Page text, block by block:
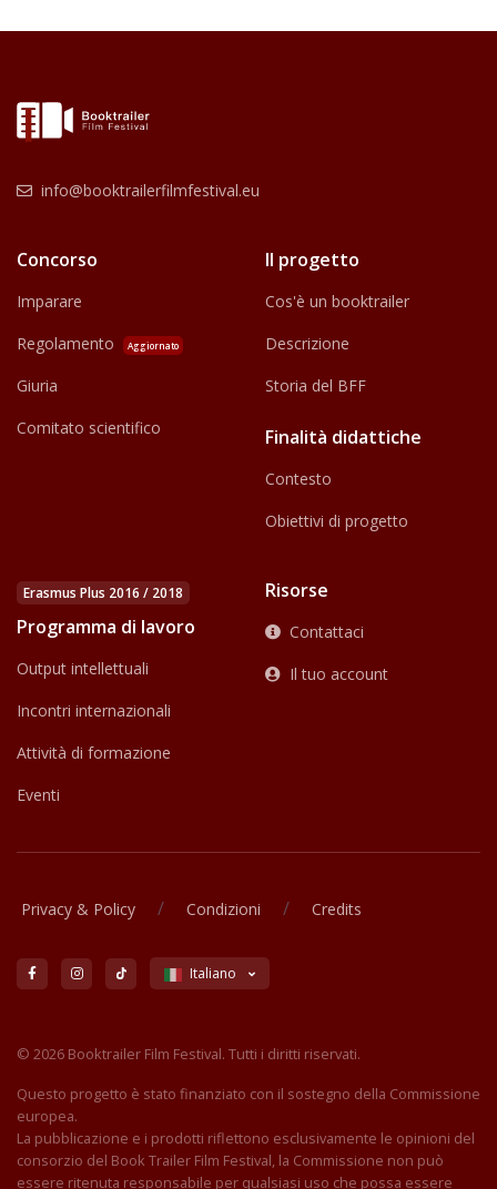
info@booktrailerfilmfestival.eu
Concorso
Imparare
Regolamento
Aggiornato
Giuria
Comitato scientifico
Il progetto
Cos'è un booktrailer
Descrizione
Storia del BFF
Finalità didattiche
Contesto
Obiettivi di progetto
Erasmus Plus 2016 / 2018
Programma di lavoro
Output intellettuali
Incontri internazionali
Attività di formazione
Eventi
Risorse
Contattaci
Il tuo account
Privacy & Policy / Condizioni / Credits
Italiano
© 2026 Booktrailer Film Festival. Tutti i diritti riservati.
Questo progetto è stato finanziato con il sostegno della Commissione
europea.
La pubblicazione e i prodotti riflettono esclusivamente le opinioni del
consorzio del Book Trailer Film Festival, la Commissione non può
essere ritenuta responsabile per qualsiasi uso che possa essere